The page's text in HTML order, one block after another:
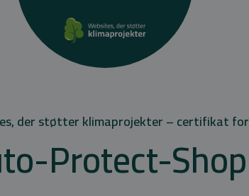
der støtter klimaprojekter – certifikat for
Protect-Shop